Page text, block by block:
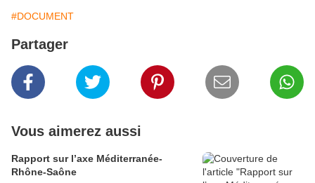
#DOCUMENT
Partager
Vous aimerez aussi
Rapport sur l’axe Méditerranée-
Rhône-Saône